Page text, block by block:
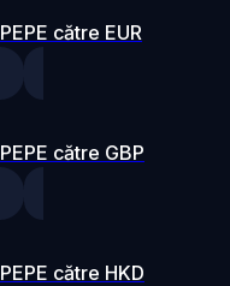
PEPE către EUR
PEPE către GBP
PEPE către HKD